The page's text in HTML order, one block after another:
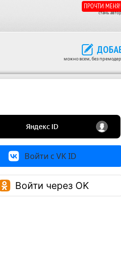
ПРОЧТИ МЕНЯ!
стань
можно всем, без
Войти с VK ID
Войти через OK